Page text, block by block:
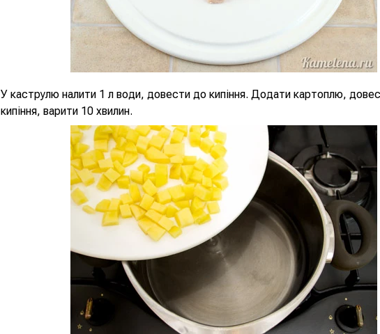
У каструлю налити 1 л води, довести до кипіння. Додати картоплю,
кипіння, варити 10 хвилин.